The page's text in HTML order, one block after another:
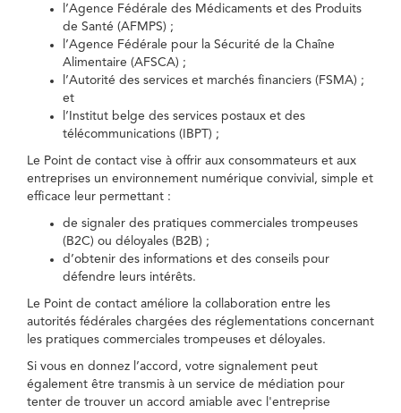
l’Agence Fédérale des Médicaments et des Produits
de Santé (AFMPS) ;
l’Agence Fédérale pour la Sécurité de la Chaîne
Alimentaire (AFSCA) ;
l’Autorité des services et marchés financiers (FSMA) ;
et
l’Institut belge des services postaux et des
télécommunications (IBPT) ;
Le Point de contact vise à offrir aux consommateurs et aux
entreprises un environnement numérique convivial, simple et
efficace leur permettant :
de signaler des pratiques commerciales trompeuses
(B2C) ou déloyales (B2B) ;
d’obtenir des informations et des conseils pour
défendre leurs intérêts.
Le Point de contact améliore la collaboration entre les
autorités fédérales chargées des réglementations concernant
les pratiques commerciales trompeuses et déloyales.
Si vous en donnez l’accord, votre signalement peut
également être transmis à un service de médiation pour
tenter de trouver un accord amiable avec l'entreprise